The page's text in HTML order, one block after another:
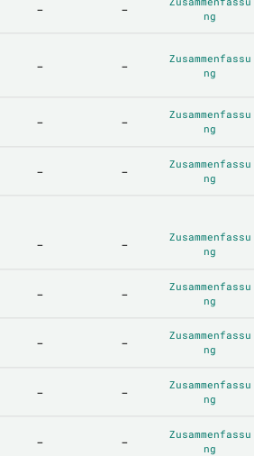
- -
ng
- -
Zusammenfassu
ng
- -
Zusammenfassu
ng
- -
Zusammenfassu
ng
- -
Zusammenfassu
ng
- -
Zusammenfassu
ng
- -
Zusammenfassu
ng
- -
Zusammenfassu
ng
- -
Zusammenfassu
ng